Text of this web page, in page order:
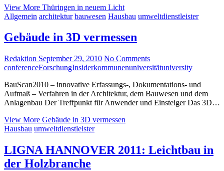
View More Thüringen in neuem Licht
Allgemein architektur bauwesen Hausbau umweltdienstleister
Gebäude in 3D vermessen
Redaktion September 29, 2010 No Comments
conferenceForschungInsiderkommunenuniversitätuniversity
BauScan2010 – innovative Erfassungs-, Dokumentations- und
Aufmaß – Verfahren in der Architektur, dem Bauwesen und dem
Anlagenbau Der Treffpunkt für Anwender und Einsteiger Das 3D…
View More Gebäude in 3D vermessen
Hausbau umweltdienstleister
LIGNA HANNOVER 2011: Leichtbau in
der Holzbranche